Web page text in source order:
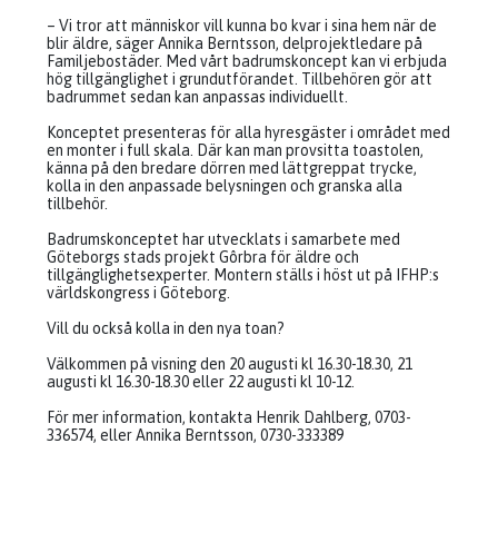
– Vi tror att människor vill kunna bo kvar i sina hem när de
blir äldre, säger Annika Berntsson, delprojektledare på
Familjebostäder. Med vårt badrumskoncept kan vi erbjuda
hög tillgänglighet i grundutförandet. Tillbehören gör att
badrummet sedan kan anpassas individuellt.
Konceptet presenteras för alla hyresgäster i området med
en monter i full skala. Där kan man provsitta toastolen,
känna på den bredare dörren med lättgreppat trycke,
kolla in den anpassade belysningen och granska alla
tillbehör.
Badrumskonceptet har utvecklats i samarbete med
Göteborgs stads projekt Gôrbra för äldre och
tillgänglighetsexperter. Montern ställs i höst ut på IFHP:s
världskongress i Göteborg.
Vill du också kolla in den nya toan?
Välkommen på visning den 20 augusti kl 16.30-18.30, 21
augusti kl 16.30-18.30 eller 22 augusti kl 10-12.
För mer information, kontakta Henrik Dahlberg, 0703-
336574, eller Annika Berntsson, 0730-333389